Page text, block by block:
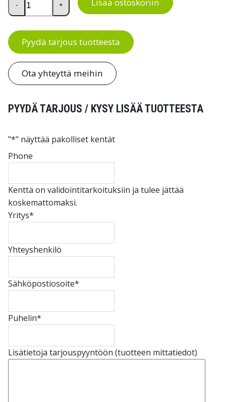
- +
Pyydä tarjous tuotteesta
Ota yhteyttä meihin
PYYDÄ TARJOUS / KYSY LISÄÄ TUOTTEESTA
"*" näyttää pakolliset kentät
Phone
Kenttä on validointitarkoituksiin ja tulee jättää
koskemattomaksi.
Yritys*
Yhteyshenkilö
Sähköpostiosoite*
Puhelin*
Lisätietoja tarjouspyyntöön (tuotteen mittatiedot)